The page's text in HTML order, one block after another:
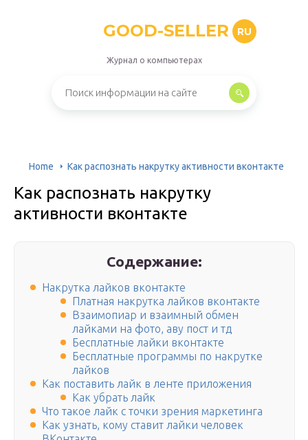
GOOD-SELLER RU
Журнал о компьютерах
Home Как распознать накрутку активности вконтакте
Как распознать накрутку
активности вконтакте
Содержание:
Накрутка лайков вконтакте
Платная накрутка лайков вконтакте
Взаимопиар и взаимный обмен
лайками на фото, аву пост и тд
Бесплатные лайки вконтакте
Бесплатные программы по накрутке
лайков
Как поставить лайк в ленте приложения
Как убрать лайк
Что такое лайк с точки зрения маркетинга
Как узнать, кому ставит лайки человек